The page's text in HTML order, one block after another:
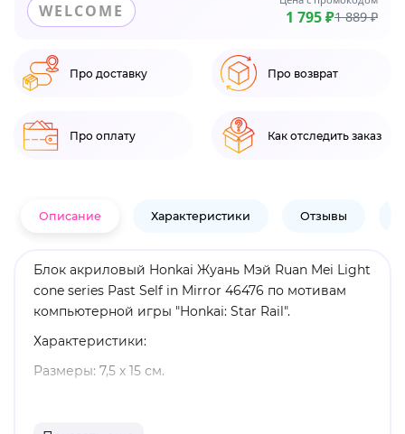
WELCOME 1 795 ₽1 889 ₽
Про доставку Про возврат
Про оплату Как отследить заказ
Описание Характеристики Отзывы
Блок акриловый Honkai Жуань Мэй Ruan Mei Light
cone series Past Self in Mirror 46476 по мотивам
компьютерной игры "Honkai: Star Rail".
Характеристики:
Размеры: 7,5 х 15 см.